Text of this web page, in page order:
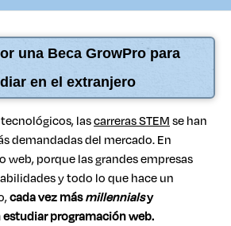
una Beca GrowPro para
en el extranjero
lascarreras STEMse han
demandadas del mercado. En
web, porque las grandes empresas
y todo lo que hace un
cada vez másmillennialsy
estudiar programación web.